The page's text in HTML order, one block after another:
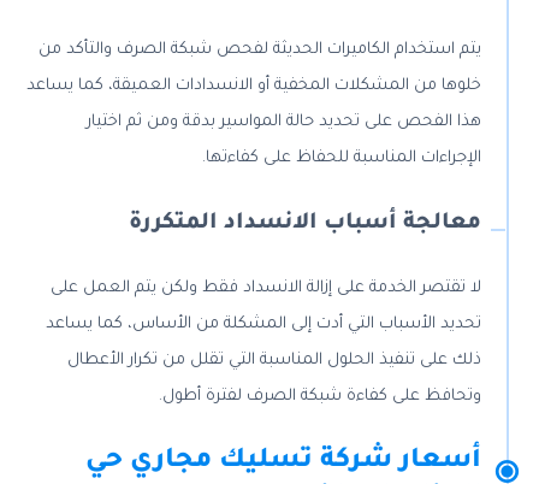
يتم استخدام الكاميرات الحديثة لفحص شبكة الصرف والتأكد من
خلوها من المشكلات المخفية أو الانسدادات العميقة، كما يساعد
هذا الفحص على تحديد حالة المواسير بدقة ومن ثم اختيار
الإجراءات المناسبة للحفاظ على كفاءتها.
معالجة أسباب الانسداد المتكررة
لا تقتصر الخدمة على إزالة الانسداد فقط ولكن يتم العمل على
تحديد الأسباب التي أدت إلى المشكلة من الأساس، كما يساعد
ذلك على تنفيذ الحلول المناسبة التي تقلل من تكرار الأعطال
وتحافظ على كفاءة شبكة الصرف لفترة أطول.
أسعار شركة تسليك مجاري حي